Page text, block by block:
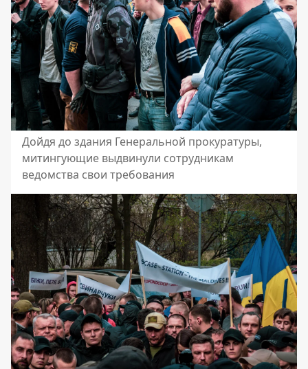
Дойдя до здания Генеральной прокуратуры,
митингующие выдвинули сотрудникам
ведомства свои требования